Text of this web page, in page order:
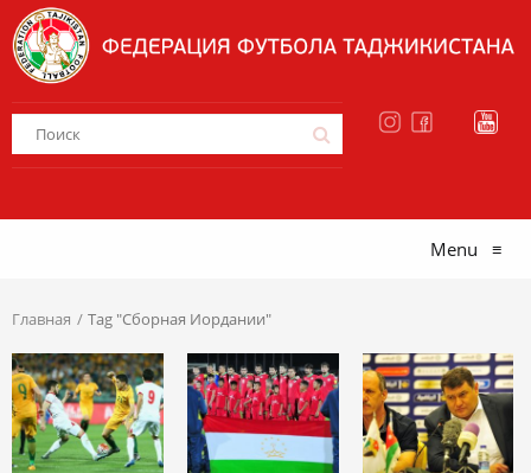
Menu ≡
Главная Tag "Сборная Иордании"